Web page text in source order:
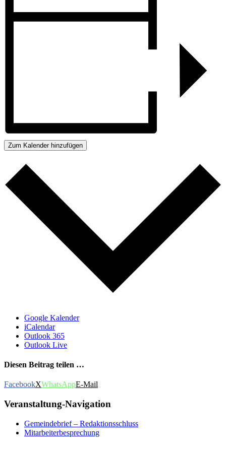
Zum Kalender hinzufügen
Google Kalender
iCalendar
Outlook 365
Outlook Live
Diesen Beitrag teilen …
FacebookXWhatsAppE-Mail
Veranstaltung-Navigation
Gemeindebrief – Redaktionsschluss
Mitarbeiterbesprechung